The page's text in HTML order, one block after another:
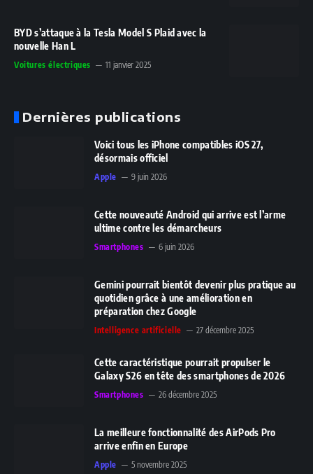
BYD s’attaque à la Tesla Model S Plaid avec la
nouvelle Han L
Voitures électriques 11 janvier 2025
Dernières publications
Voici tous les iPhone compatibles iOS 27,
désormais officiel
Apple 9 juin 2026
Cette nouveauté Android qui arrive est l’arme
ultime contre les démarcheurs
Smartphones 6 juin 2026
Gemini pourrait bientôt devenir plus pratique au
quotidien grâce à une amélioration en
préparation chez Google
Intelligence artificielle 27 décembre 2025
Cette caractéristique pourrait propulser le
Galaxy S26 en tête des smartphones de 2026
Smartphones 26 décembre 2025
La meilleure fonctionnalité des AirPods Pro
arrive enfin en Europe
Apple 5 novembre 2025